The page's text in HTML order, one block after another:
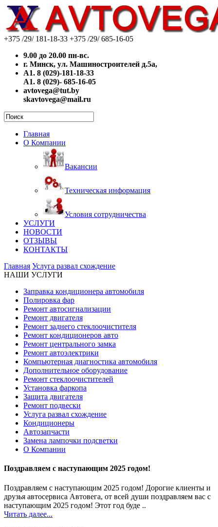
+375 /29/181-18-33 +375 /29/685-16-05
9.00 до 20.00 пн-вс.
г. Минск, ул. Машиностроителей д.5а,
A1. 8 (029)-181-18-33
A1. 8 (029)- 685-16-05
avtovega@tut.by
skavtovega@mail.ru
Главная
О Компании
Вакансии
Техническая информация
Условия сотрудничества
УСЛУГИ
НОВОСТИ
ОТЗЫВЫ
КОНТАКТЫ
Главная Услуга развал схождение
НАШИ УСЛУГИ
Заправка кондиционера автомобиля
Полировка фар
Ремонт автосигнализации
Ремонт двигателя
Ремонт заднего стеклоочистителя
Ремонт кондиционеров авто
Ремонт центрального замка
Ремонт автоэлектрики
Компьютерная диагностика автомобиля
Дополнительное оборудование
Ремонт стеклоочистителей
Установка фаркопа
Защита двигателя
Ремонт подвески
Услуга развал схождение
Кондиционеры
Автозапчасти
Замена лампочки подсветки
О Компании
Поздравляем с наступающим 2025 годом!
Поздравляем с наступающим 2025 годом! Дорогие клиенты и
друзья автосервиса Автовега, от всей души поздравляем вас с
наступающим 2025 годом! Этот год буде ..
Читать далее...